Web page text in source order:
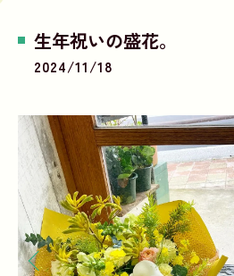
生年祝いの盛花。
2024/11/18